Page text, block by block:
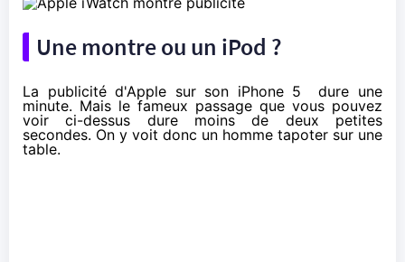
Une montre ou un iPod ?
La publicité d'Apple sur son iPhone 5 dure une
minute. Mais le fameux passage que vous pouvez
voir ci-dessus dure moins de deux petites
secondes. On y voit donc un homme tapoter sur une
table.